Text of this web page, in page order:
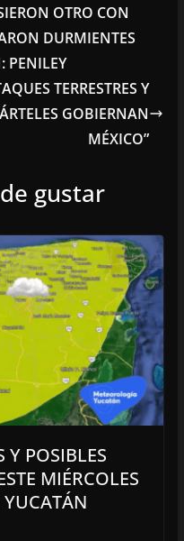
OTRO CON
DURMIENTES
PENILEY
TERRESTRES Y
GOBIERNAN
MÉXICO”
gustar
Y POSIBLES
MIÉRCOLES